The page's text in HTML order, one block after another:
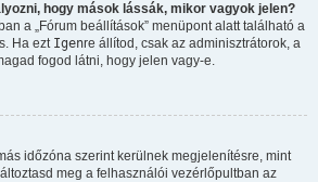
hogy mások lássák, mikor vagyok jelen?
a „Fórum beállítások” menüpont alatt található a
Ha ezt Igenre állítod, csak az adminisztrátorok, a
fogod látni, hogy jelen vagy-e.
időzóna szerint kerülnek megjelenítésre, mint
meg a felhasználói vezérlőpultban az